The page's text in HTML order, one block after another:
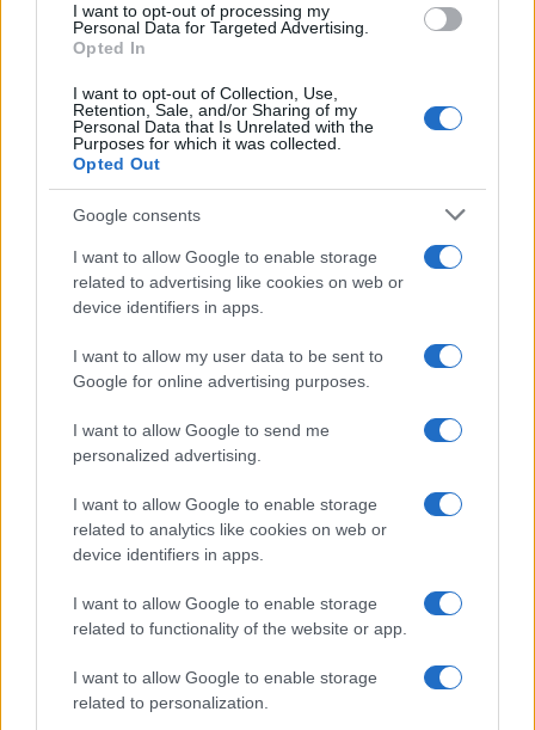
I want to opt-out of processing my
Personal Data for Targeted Advertising.
Opted In
I want to opt-out of Collection, Use,
Retention, Sale, and/or Sharing of my
Personal Data that Is Unrelated with the
Purposes for which it was collected.
Opted Out
Google consents
I want to allow Google to enable storage
related to advertising like cookies on web or
device identifiers in apps.
I want to allow my user data to be sent to
Google for online advertising purposes.
I want to allow Google to send me
personalized advertising.
I want to allow Google to enable storage
related to analytics like cookies on web or
device identifiers in apps.
I want to allow Google to enable storage
related to functionality of the website or app.
I want to allow Google to enable storage
related to personalization.
téved, aki azt hiszi, hogy az
ukránok szabadságát ki lehet
váltani saját nyugalmunkkal.
Ami a migrációs politikát illeti, kifejtette:
senki sem vitatja a háború és üldöztetés elől
menekülők jogait, de ne az emberkereskedők
válasszák, ki léphet be Olaszországba.
„Olaszországba nem lehet
törvénytelenül belépni, véget kell
vetni az illegális utaknak,
megtörve ezzel a földközi-
tengeri emberkereskedelmet”
– jelentette ki.
Megoldásként a hazájukat, kultúrájukat